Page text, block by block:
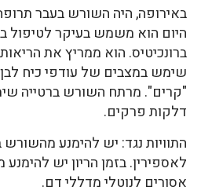
באירופה, היה השורש בעבר
היום הוא משמש בעיקר לטיפול
ברונכיטיס. הוא ממריץ את
שימש במצבים של עודפי כיח
"קרים". מרתח השורש ברטייה
דלקות פרקים.
התוויות נגד: יש להימנע
לאספירין. בזמן הריון יש
אסורים לנוטלי מדללי דם.